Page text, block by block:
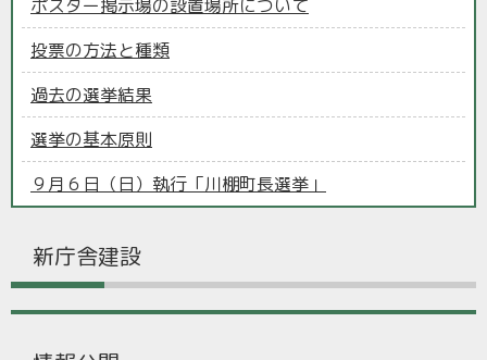
ポスター掲示場の設置場所について
投票の方法と種類
過去の選挙結果
選挙の基本原則
９月６日（日）執行「川棚町長選挙」
新庁舎建設